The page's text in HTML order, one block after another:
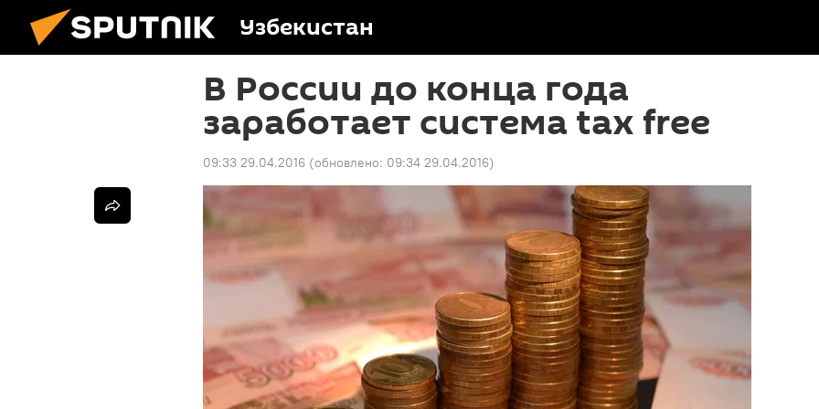
Узбекистан
В России до конца года
заработает система tax free
09:33 29.04.2016 (обновлено: 09:34 29.04.2016)